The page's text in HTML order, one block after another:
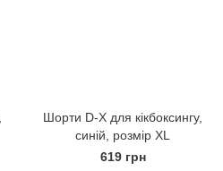
Шорти D-X для кікбоксингу,
синій, розмір XL
619 грн